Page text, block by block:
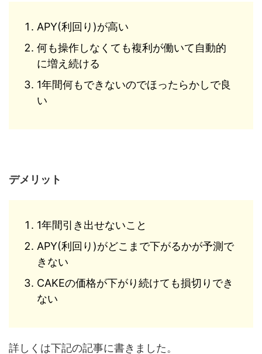
APY(利回り)が高い
何も操作しなくても複利が働いて自動的
に増え続ける
1年間何もできないのでほったらかしで良
い
デメリット
1年間引き出せないこと
APY(利回り)がどこまで下がるかが予測で
きない
CAKEの価格が下がり続けても損切りでき
ない
詳しくは下記の記事に書きました。